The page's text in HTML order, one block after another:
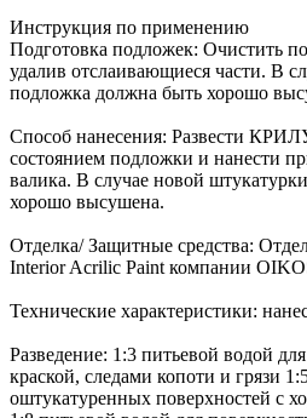
Инструкция по применению
Подготовка подложек: Очистить
удалив отслаивающиеся части. В
подложка должна быть хорошо
Способ нанесения: Развести
состоянием подложки и нанести
валика. В случае новой
хорошо высушена.
Отделка/ Защитные средства:
Interior Acrilic Paint компании
Технические характеристики:
Разведение: 1:3 питьевой водой
краской, следами копоти и грязи
оштукатуренных поверхностей с